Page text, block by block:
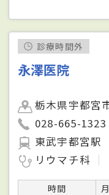
診療時間外
永澤医院
栃木県宇都宮
028-665-1323
東武宇都宮駅
リウマチ科
時間 月